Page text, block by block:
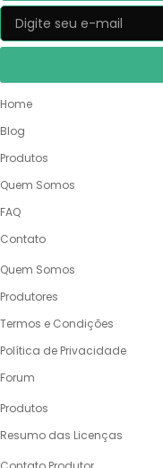
Home
Blog
Produtos
Quem Somos
FAQ
Contato
Quem Somos
Produtores
Termos e Condições
Política de Privacidade
Forum
Produtos
Resumo das Licenças